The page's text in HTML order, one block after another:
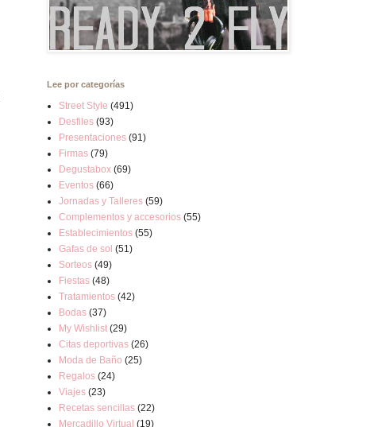
Lee por categorías
Street Style (491)
Desfiles (93)
Presentaciones (91)
Firmas (79)
Degustabox (69)
Eventos (66)
Jornadas y Talleres (59)
Complementos y accesorios (55)
Establecimientos (55)
Gafas de sol (51)
Sorteos (49)
Fiestas (48)
Tratamientos (42)
Bodas (37)
My Wishlist (29)
Citas deportivas (26)
Moda de Baño (25)
Regalos (24)
Viajes (23)
Recetas sencillas (22)
Mercadillo Virtual (19)